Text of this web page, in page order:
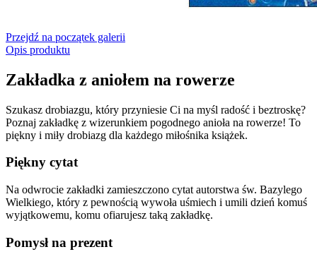
Przejdź na początek galerii
Opis produktu
Zakładka z aniołem na rowerze
Szukasz drobiazgu, który przyniesie Ci na myśl radość i beztroskę?
Poznaj zakładkę z wizerunkiem pogodnego anioła na rowerze! To
piękny i miły drobiazg dla każdego miłośnika książek.
Piękny cytat
Na odwrocie zakładki zamieszczono cytat autorstwa św. Bazylego
Wielkiego, który z pewnością wywoła uśmiech i umili dzień komuś
wyjątkowemu, komu ofiarujesz taką zakładkę.
Pomysł na prezent